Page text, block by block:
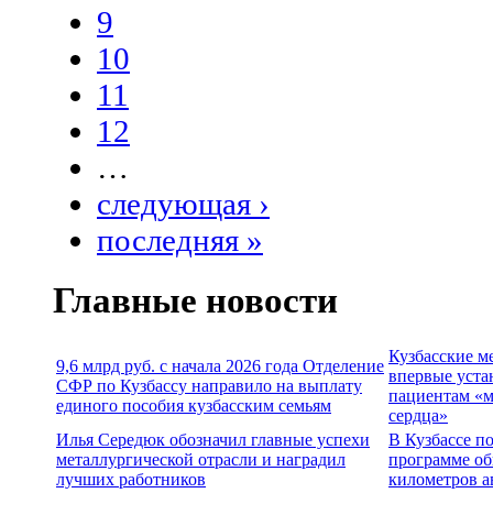
9
10
11
12
…
следующая ›
последняя »
Главные новости
9,6 млрд руб. с начала 2026 года Отделение
СФР по Кузбассу направило на выплату
единого пособия кузбасским семьям
Кузбасские
впервые
пациентам
сердца»
Илья Середюк обозначил главные успехи
металлургической отрасли и наградил
лучших работников
В Кузбассе
программе
километров